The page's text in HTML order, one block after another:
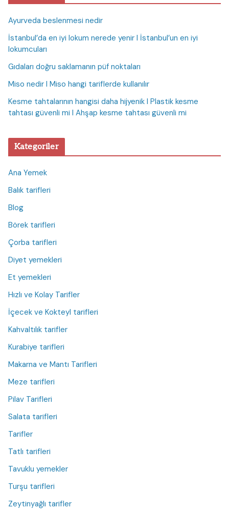
Ayurveda beslenmesi nedir
İstanbul’da en iyi lokum nerede yenir I İstanbul’un en iyi
lokumcuları
Gıdaları doğru saklamanın püf noktaları
Miso nedir I Miso hangi tariflerde kullanılır
Kesme tahtalarının hangisi daha hijyenik I Plastik kesme
tahtası güvenli mi I Ahşap kesme tahtası güvenli mi
Kategoriler
Ana Yemek
Balık tarifleri
Blog
Börek tarifleri
Çorba tarifleri
Diyet yemekleri
Et yemekleri
Hızlı ve Kolay Tarifler
İçecek ve Kokteyl tarifleri
Kahvaltılık tarifler
Kurabiye tarifleri
Makarna ve Mantı Tarifleri
Meze tarifleri
Pilav Tarifleri
Salata tarifleri
Tarifler
Tatlı tarifleri
Tavuklu yemekler
Turşu tarifleri
Zeytinyağlı tarifler